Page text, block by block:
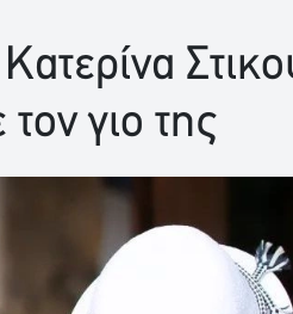
γιο της